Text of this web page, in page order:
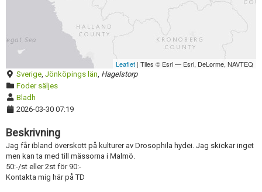
Leaflet | Tiles © Esri — Esri, DeLorme, NAVTEQ
Sverige, Jönköpings län, Hagelstorp
Foder säljes
Bladh
2026-03-30 07:19
Beskrivning
Jag får ibland överskott på kulturer av Drosophila hydei. Jag skickar inget
men kan ta med till mässorna i Malmö.
50:-/st eller 2st för 90:-
Kontakta mig här på TD